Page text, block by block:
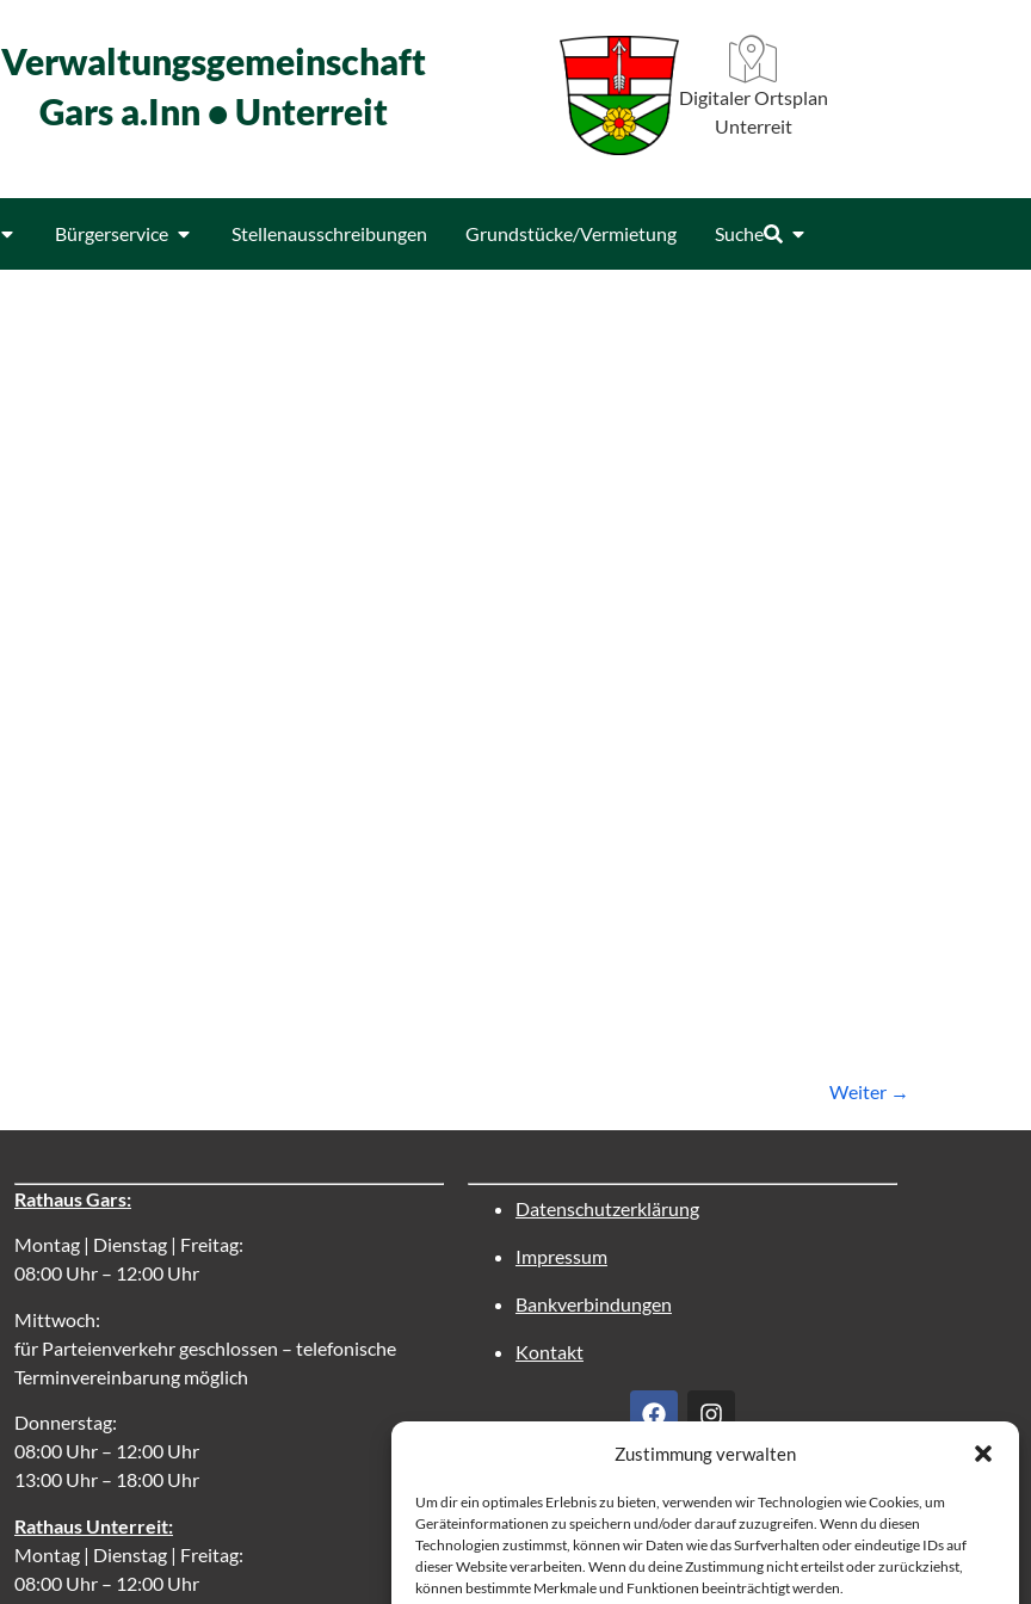
Zustimmung verwalten
Um dir ein optimales Erlebnis zu bieten, verwenden wir Technologien wie Cookies, um
Geräteinformationen zu speichern und/oder darauf zuzugreifen. Wenn du diesen
Technologien zustimmst, können wir Daten wie das Surfverhalten oder eindeutige IDs auf
dieser Website verarbeiten. Wenn du deine Zustimmung nicht erteilst oder zurückziehst,
können bestimmte Merkmale und Funktionen beeinträchtigt werden.
Verwaltungsgemeinschaft
Gars a.Inn • Unterreit
Digitaler Ortsplan
Unterreit
Bürgerservice Stellenausschreibungen Grundstücke/Vermietung Suche
Weiter →
Rathaus Gars:
Montag | Dienstag | Freitag:
08:00 Uhr – 12:00 Uhr
Mittwoch:
für Parteienverkehr geschlossen – telefonische
Terminvereinbarung möglich
Donnerstag:
08:00 Uhr – 12:00 Uhr
13:00 Uhr – 18:00 Uhr
Rathaus Unterreit:
Montag | Dienstag | Freitag:
08:00 Uhr – 12:00 Uhr
Datenschutzerklärung
Impressum
Bankverbindungen
Kontakt